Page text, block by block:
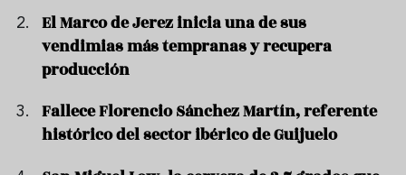
El Marco de Jerez inicia una de sus
vendimias más tempranas y recupera
producción
Fallece Florencio Sánchez Martín, referente
histórico del sector ibérico de Guijuelo